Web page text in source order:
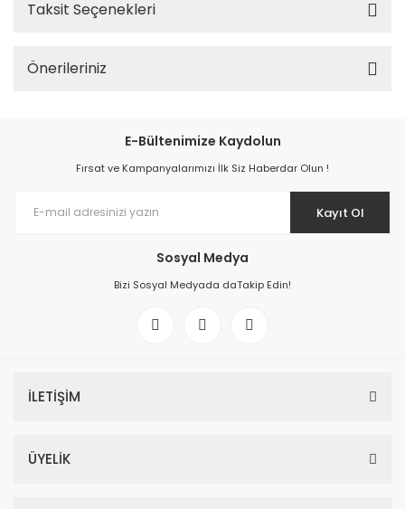
Taksit Seçenekleri
Önerileriniz
E-Bültenimize Kaydolun
Fırsat ve Kampanyalarımızı İlk Siz Haberdar Olun !
Kayıt Ol
Sosyal Medya
Bizi Sosyal Medyada daTakip Edin!
İLETİŞİM
ÜYELİK